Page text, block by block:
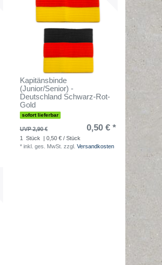
Kapitänsbinde
(Junior/Senior) -
Deutschland Schwarz-Rot-
Gold
sofort lieferbar
UVP 2,90 € 0,50 € *
1 Stück
| 0,50 € / Stück
* inkl. ges. MwSt. zzgl. Versandkosten